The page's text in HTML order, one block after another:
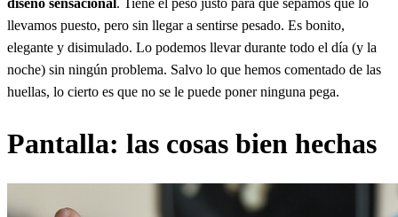
diseño sensacional . Tiene el peso justo para que sepamos que lo
llevamos puesto, pero sin llegar a sentirse pesado. Es bonito,
elegante y disimulado. Lo podemos llevar durante todo el día (y la
noche) sin ningún problema. Salvo lo que hemos comentado de las
huellas, lo cierto es que no se le puede poner ninguna pega.
Pantalla: las cosas bien hechas